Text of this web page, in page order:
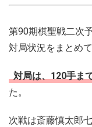
第90期棋聖戦二次
対局状況をまとめて
対局は、120手ま
た。
次戦は斎藤慎太郎